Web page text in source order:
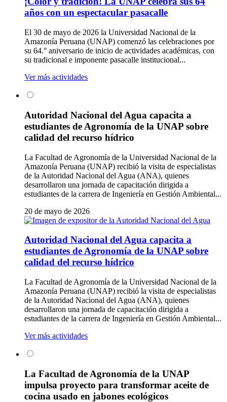
años con un espectacular pasacalle
El 30 de mayo de 2026 la Universidad Nacional de la
Amazonía Peruana (UNAP) comenzó las celebraciones por
su 64.° aniversario de inicio de actividades académicas, con
su tradicional e imponente pasacalle institucional...
Ver más actividades
Autoridad Nacional del Agua capacita a
estudiantes de Agronomía de la UNAP sobre
calidad del recurso hídrico
La Facultad de Agronomía de la Universidad Nacional de la
Amazonía Peruana (UNAP) recibió la visita de especialistas
de la Autoridad Nacional del Agua (ANA), quienes
desarrollaron una jornada de capacitación dirigida a
estudiantes de la carrera de Ingeniería en Gestión Ambiental...
20 de mayo de 2026
Autoridad Nacional del Agua capacita a
estudiantes de Agronomía de la UNAP sobre
calidad del recurso hídrico
La Facultad de Agronomía de la Universidad Nacional de la
Amazonía Peruana (UNAP) recibió la visita de especialistas
de la Autoridad Nacional del Agua (ANA), quienes
desarrollaron una jornada de capacitación dirigida a
estudiantes de la carrera de Ingeniería en Gestión Ambiental...
Ver más actividades
La Facultad de Agronomía de la UNAP
impulsa proyecto para transformar aceite de
cocina usado en jabones ecológicos